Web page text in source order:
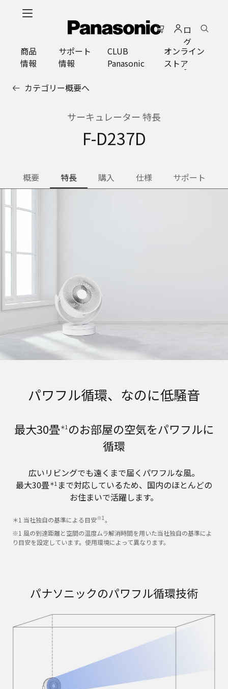
ロ
グ
イ
ン
商品
情報
サポート
情報
CLUB
Panasonic
オンライン
ストア
カテゴリー概要へ
サーキュレーター 特長
F-D237D
概要 特長 購入 仕様 サポート
パワフル循環、なのに低騒音
最大30畳 ＊1 のお部屋の空気をパワフルに
循環
広いリビングでも遠くまで届くパワフルな風。
最大30畳 ＊1 まで対応しているため、国内のほとんどの
お住まいで活躍します。
＊1 当社独自の基準による目安※1。
※1 風の到達距離と空間の温度ムラ解消時間を用いた当社独自の基準によ
り目安を設定しています。使用環境によって異なります。
パナソニックのパワフル循環技術